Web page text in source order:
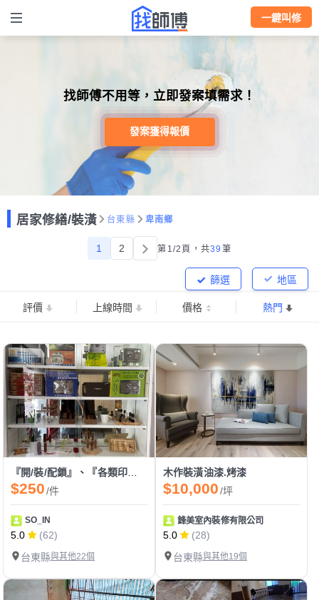
一鍵叫修
找師傅不用等，立即發案填需求！
發案獲得報價
居家修繕/裝潢 台東縣 卑南鄉
1 2 第1/2頁， 共39 筆
地區
篩選
評價 上線時間 價格 熱門
『開/裝/配鎖』、『各類印章製作』、『感應卡/遙控器拷貝』
$250/件
SO_IN
5.0
(62)
台東縣與其他22個
木作裝潢油漆.烤漆
$10,000/坪
鋒美室內裝修有限公司
5.0
(28)
台東縣與其他19個